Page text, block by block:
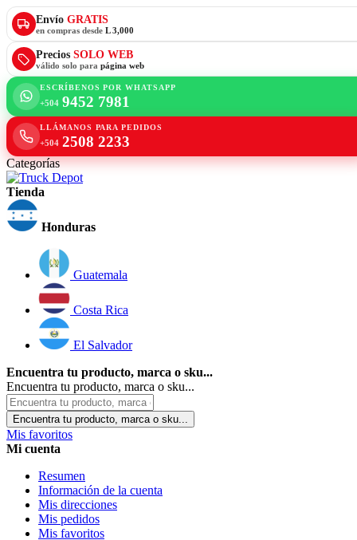
Envío GRATIS
en compras desde L 3,000
Precios SOLO WEB
válido solo para página web
ESCRÍBENOS POR WHATSAPP
+504 9452 7981
LLÁMANOS PARA PEDIDOS
+504 2508 2233
Categorías
Tienda
Honduras
Guatemala
Costa Rica
El Salvador
Encuentra tu producto, marca o sku...
Encuentra tu producto, marca o sku...
Encuentra tu producto, marca o sku...
Mis favoritos
Mi cuenta
Resumen
Información de la cuenta
Mis direcciones
Mis pedidos
Mis favoritos